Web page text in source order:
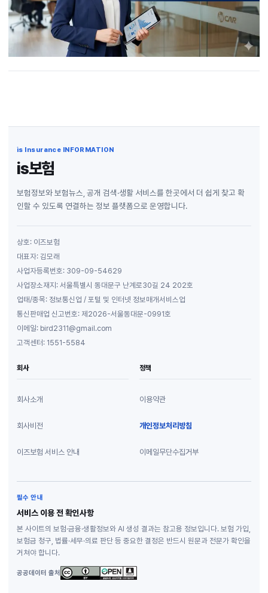
is Insurance INFORMATION
is보험
보험정보와 보험뉴스, 공개 검색·생활 서비스를 한곳에서 더 쉽게 찾고 확
인할 수 있도록 연결하는 정보 플랫폼으로 운영합니다.
상호: 이즈보험
대표자: 김모래
사업자등록번호: 309-09-54629
사업장소재지: 서울특별시 동대문구 난계로30길 24 202호
업태/종목: 정보통신업 / 포털 및 인터넷 정보매개서비스업
통신판매업 신고번호: 제2026-서울동대문-0991호
이메일: bird2311@gmail.com
고객센터: 1551-5584
회사
회사소개
회사비전
이즈보험 서비스 안내
정책
이용약관
개인정보처리방침
이메일무단수집거부
필수 안내
서비스 이용 전 확인사항
본 사이트의 보험·금융·생활정보와 AI 생성 결과는 참고용 정보입니다. 보험 가입,
보험금 청구, 법률·세무·의료 판단 등 중요한 결정은 반드시 원문과 전문가 확인을
거쳐야 합니다.
공공데이터 출처